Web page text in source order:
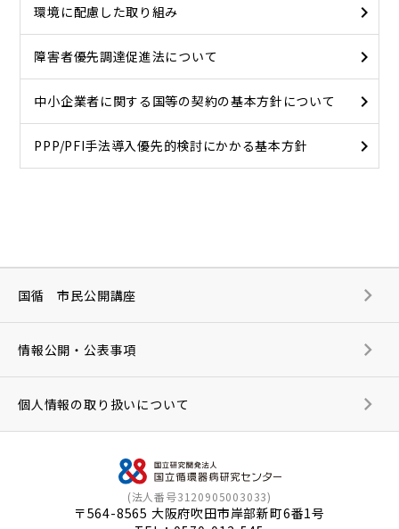
環境に配慮した取り組み
障害者優先調達促進法について
中小企業者に関する国等の契約の基本方針について
PPP/PFI手法導入優先的検討にかかる基本方針
(法人番号3120905003033)
〒564-8565 大阪府吹田市岸部新町6番1号
国循 市民公開講座
情報公開・公表事項
個人情報の取り扱いについて